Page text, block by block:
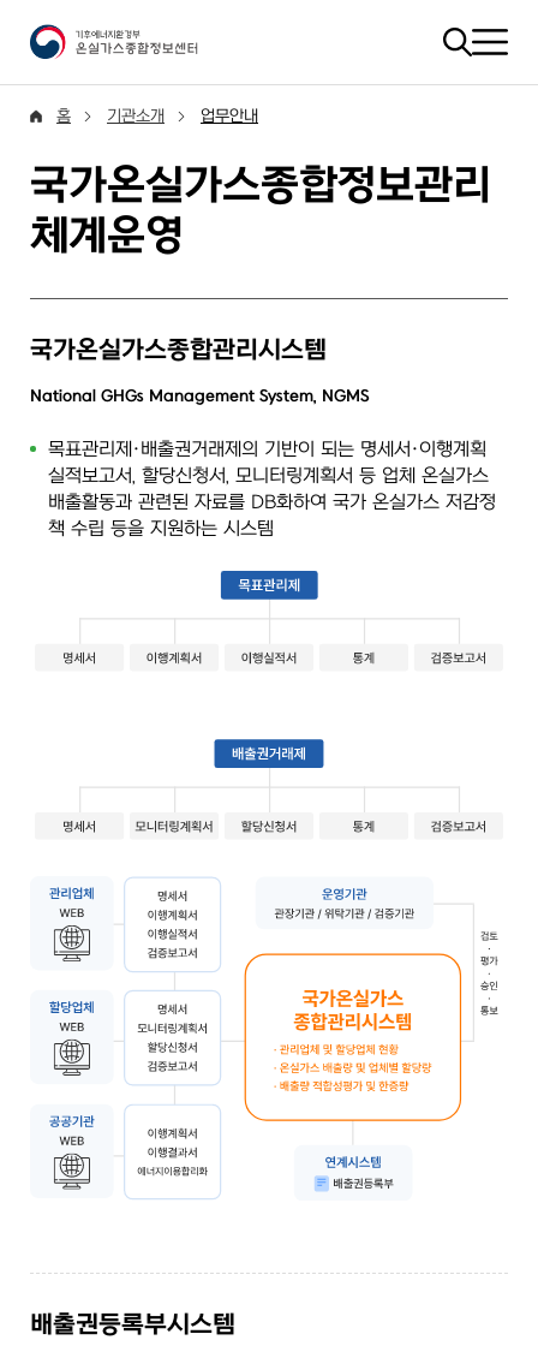
홈 기관소개 업무안내
국가온실가스종합정보관리
체계운영
국가온실가스종합관리시스템
National GHGs Management System, NGMS
목표관리제·배출권거래제의 기반이 되는 명세서·이행계획
실적보고서, 할당신청서, 모니터링계획서 등 업체 온실가스
배출활동과 관련된 자료를 DB화하여 국가 온실가스 저감정
책 수립 등을 지원하는 시스템
목표관리제는 명세서, 이행계획서, 이행실적서, 통계, 검증보
관리업체, 할당업체, 공공기관이 웹 시스템을 통해 명세서, 이
배출권등록부시스템